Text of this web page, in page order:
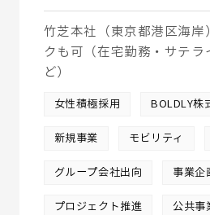
竹芝本社（東京都港区海岸
クも可（在宅勤務・サテラ
ど）
女性積極採用 BOLDLY株
新規事業 モビリティ
グループ会社出向 事業企
プロジェクト推進 公共事